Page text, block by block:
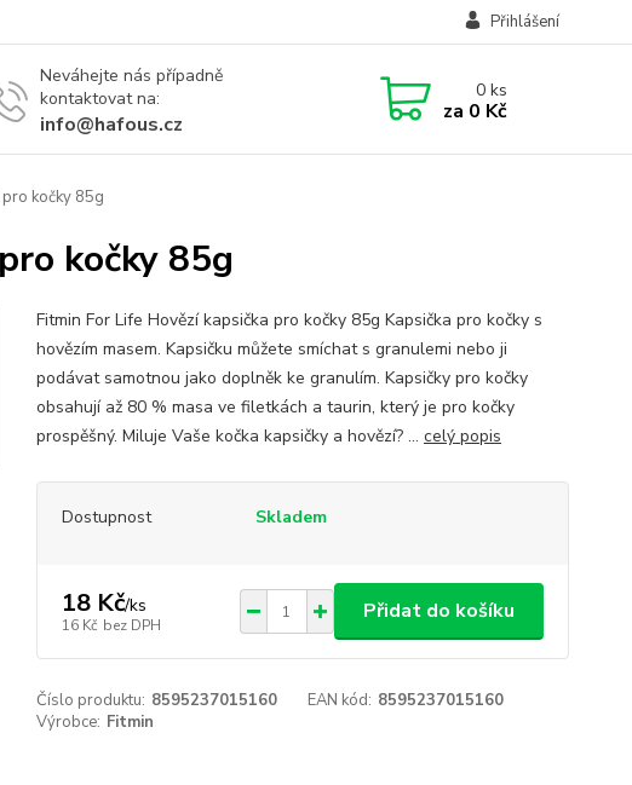
Přihlášení
Neváhejte nás případně
kontaktovat na:
info@hafous.cz
0ks
za 0 Kč
kočky 85g
kočky 85g
Fitmin For Life Hovězí kapsička pro kočky 85g Kapsička pro kočky s
hovězím masem. Kapsičku můžete smíchat s granulemi nebo ji
podávat samotnou jako doplněk ke granulím. Kapsičky pro kočky
obsahují až 80 % masa ve filetkách a taurin, který je pro kočky
prospěšný. Miluje Vaše kočka kapsičky a hovězí? ... celý popis
Dostupnost Skladem
18 Kč/ks
16 Kč bez DPH
Přidat do košíku
Číslo produktu: 8595237015160 EAN kód: 8595237015160
Výrobce: Fitmin